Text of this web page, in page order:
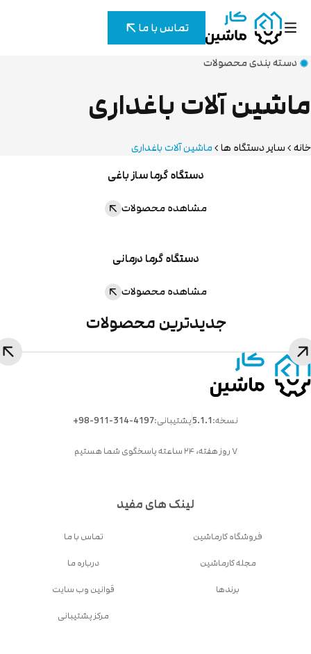
تماس با ما
دسته بندی محصولات
آلات باغداری
سایر دستگاه ها ماشین آلات باغداری
دستگاه گرما ساز باغی
مشاهده محصولات
دستگاه گرما درمانی
مشاهده محصولات
جدیدترین محصولات
نسخه:5.1.1پشتیبانی:+98-911-314-4197
۷ روز هفته، ۲۴ ساعته پاسخگوی شما هستیم
لینک های مفید
فروشگاه کارماشین
مجله کارماشین
برندها
تماس با ما
درباره ما
قوانین وب سایت
مرکز پشتیبانی